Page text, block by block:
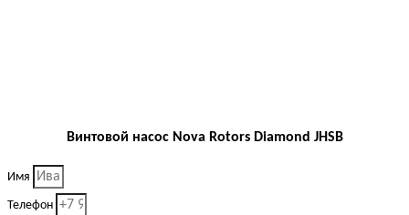
Винтовой насос Nova Rotors Diamond JHSB
Имя
Телефон